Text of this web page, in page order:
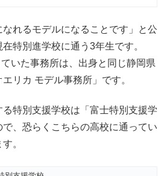
れるモデルになることです」と公
特別進学校に通う3年生です。
いた事務所は、出身と同じ静岡県
リカ モデル事務所」です。
特別支援学校は「富士特別支援学
、恐らくこちらの高校に通ってい
。